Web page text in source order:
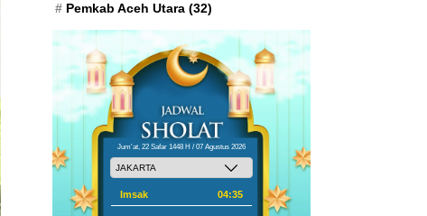
Pemkab Aceh Utara (32)
Jum'at, 22 Safar 1448 H / 07 Agustus 2026
Imsak 04:35